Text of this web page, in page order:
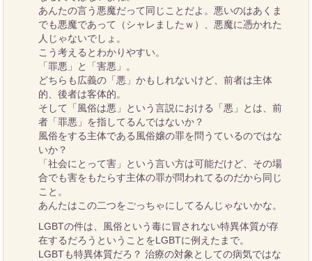
あんたの言う悪魔だって同じことだよ。悪いのはあくま
でも悪魔であって（シャレましたｗ）、悪魔に憑かれた
人じゃないでしょ。
こう考えるとわかりやすい。
「罪悪」と「害悪」。
どちらも広義の「悪」かもしれないけど、前者は主体
的、後者は客体的。
そして「風俗は悪」という言説における「悪」とは、前
者「罪悪」を指してるんではないか？
風俗をする主体である風俗嬢の罪を問うているのではな
いか？
「社会にとって害」という言い方は可能だけど、その場
合でも害をもたらす主体の罪が問われてるのだから同じ
こと。
あんたはこの二つをごっちゃにしてるんじゃないかな。
LGBTの件は、風俗という毒に冒されない特異体質が存
在するだろうということをLGBTに例えたまで。
LGBTも特異体質だろ？ 治療の対象としての病気ではな